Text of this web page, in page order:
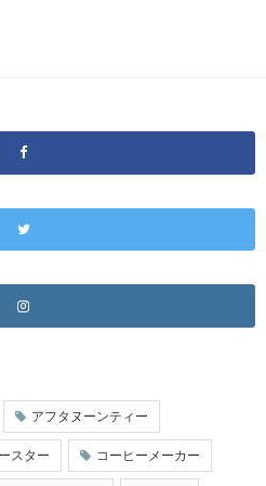
アフタヌーンティー
スター コーヒーメーカー